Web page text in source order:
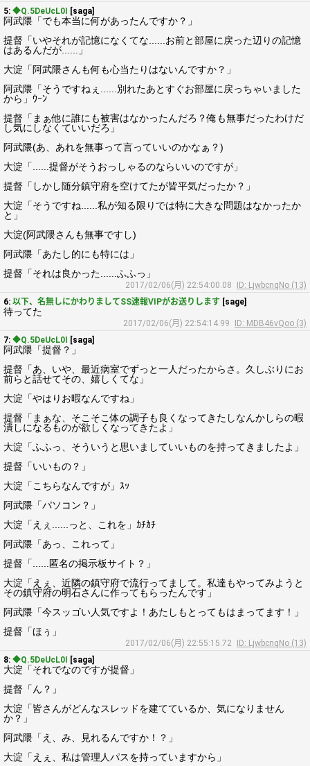
5: ◆Q.5DeUcL0I [saga]
阿武隈「でも本当に何があったんですか？」
提督「いやそれが記憶になくてな......お前と部屋に戻った辺りの記憶
はあるんだが......」
大淀「阿武隈さんも何も心当たりはないんですか？」
阿武隈「そうですねぇ......別れたあとすぐお部屋に戻っちゃいました
から」ｳｰﾝ
提督「まぁ他に誰にも被害はなかったんだろ？俺も無事だったわけだ
し気にしなくていいだろ」
阿武隈(あ、あれを無事って言っていいのかなぁ？)
大淀「......提督がそうおっしゃるのならいいのですが」
提督「しかし随分鎮守府を空けてたが皆平気だったか？」
大淀「そうですね......私が知る限りでは特に大きな問題はなかったか
と」
大淀(阿武隈さんも無事ですし)
阿武隈「あたし的にも特には」
提督「それは良かった......ふふっ」
2017/02/06(月) 22:54:00.08
ID: LjwbcnqNo (13)
6: 以下、名無しにかわりましてSS速報VIPがお送りします [sage]
待ってた
2017/02/06(月) 22:54:14.99
ID: MDB46vQoo (3)
7: ◆Q.5DeUcL0I [saga]
阿武隈「提督？」
提督「あ、いや、最近病室でずっと一人だったからさ。久しぶりにお
前らと話せてその、嬉しくてな」
大淀「やはりお暇なんですね」
提督「まぁな、そこそこ体の調子も良くなってきたしなんかしらの暇
潰しになるものが欲しくなってきたよ」
大淀「ふふっ、そういうと思いましていいものを持ってきましたよ」
提督「いいもの？」
大淀「こちらなんですが」ｽｯ
阿武隈「パソコン？」
大淀「えぇ......っと、これを」ｶﾁｶﾁ
阿武隈「あっ、これって」
提督「......匿名の掲示板サイト？」
大淀「えぇ、近隣の鎮守府で流行ってまして。私達もやってみようと
その鎮守府の明石さんに作ってもらったんです」
阿武隈「今スッゴい人気ですよ！あたしもとってもはまってます！」
提督「ほぅ」
2017/02/06(月) 22:55:15.72
ID: LjwbcnqNo (13)
8: ◆Q.5DeUcL0I [saga]
大淀「それでなのですが提督」
提督「ん？」
大淀「皆さんがどんなスレッドを建てているか、気になりません
か？」
阿武隈「え、み、見れるんですか！？」
大淀「えぇ、私は管理人パスを持っていますから」